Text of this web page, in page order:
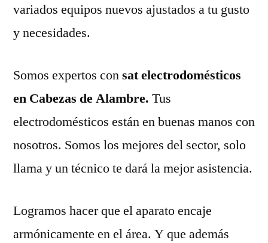
variados equipos nuevos ajustados a tu gusto
y necesidades.
Somos expertos consat electrodomésticos
en Cabezas de Alambre. Tus
electrodomésticos están en buenas manos con
nosotros. Somos los mejores del sector, solo
llama y un técnico te dará la mejor asistencia.
Logramos hacer que el aparato encaje
armónicamente en el área. Y que además